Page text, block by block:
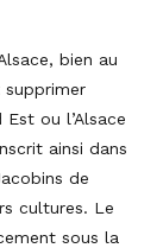
bien au
ou l’Alsace
ainsi dans
de
cultures. Le
sous la